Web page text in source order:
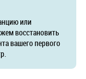
или
восстановить
вашего первого